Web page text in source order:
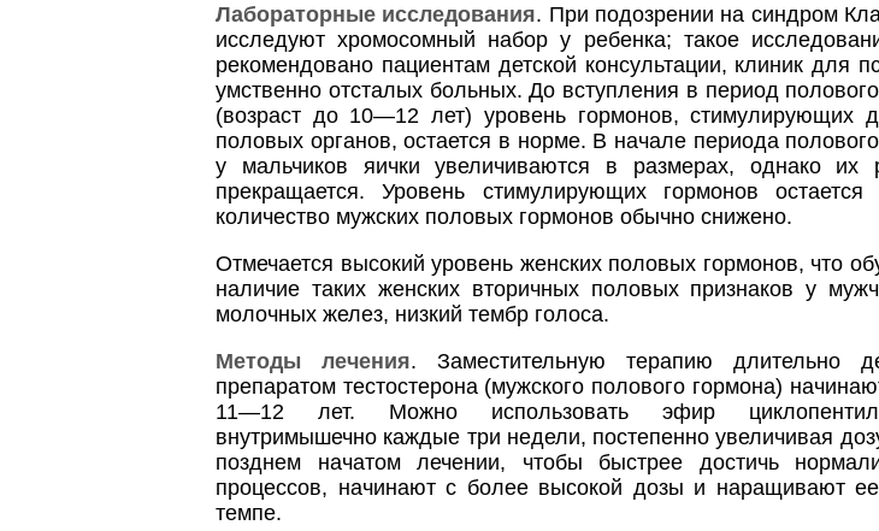
Лабораторные исследования. При подозрении на синдром
исследуют хромосомный набор у ребенка; такое
рекомендовано пациентам детской консультации, клиник для
умственно отсталых больных. До вступления в период
(возраст до 10—12 лет) уровень гормонов, стимулирующих
половых органов, остается в норме. В начале периода
у мальчиков яички увеличиваются в размерах, однако их
прекращается. Уровень стимулирующих гормонов
количество мужских половых гормонов обычно снижено.
Отмечается высокий уровень женских половых гормонов, что
наличие таких женских вторичных половых признаков у
молочных желез, низкий тембр голоса.
Методы лечения. Заместительную терапию длительно
препаратом тестостерона (мужского полового гормона)
11—12 лет. Можно использовать эфир
внутримышечно каждые три недели, постепенно увеличивая
позднем начатом лечении, чтобы быстрее достичь
процессов, начинают с более высокой дозы и наращивают
темпе.